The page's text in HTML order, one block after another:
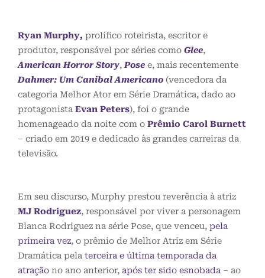
Ryan Murphy, prolífico roteirista, escritor e
produtor, responsável por séries como Glee,
American Horror Story,Pose e, mais recentemente
Dahmer: Um Canibal Americano (vencedora da
categoria Melhor Ator em Série Dramática, dado ao
protagonista Evan Peters), foi o grande
homenageado da noite com o Prêmio Carol Burnett
– criado em 2019 e dedicado às grandes carreiras da
televisão.
Em seu discurso, Murphy prestou reverência à atriz
MJ Rodriguez, responsável por viver a personagem
Blanca Rodriguez na série Pose, que venceu, pela
primeira vez, o prêmio de Melhor Atriz em Série
Dramática pela terceira e última temporada da
atração no ano anterior, após ter sido esnobada – ao